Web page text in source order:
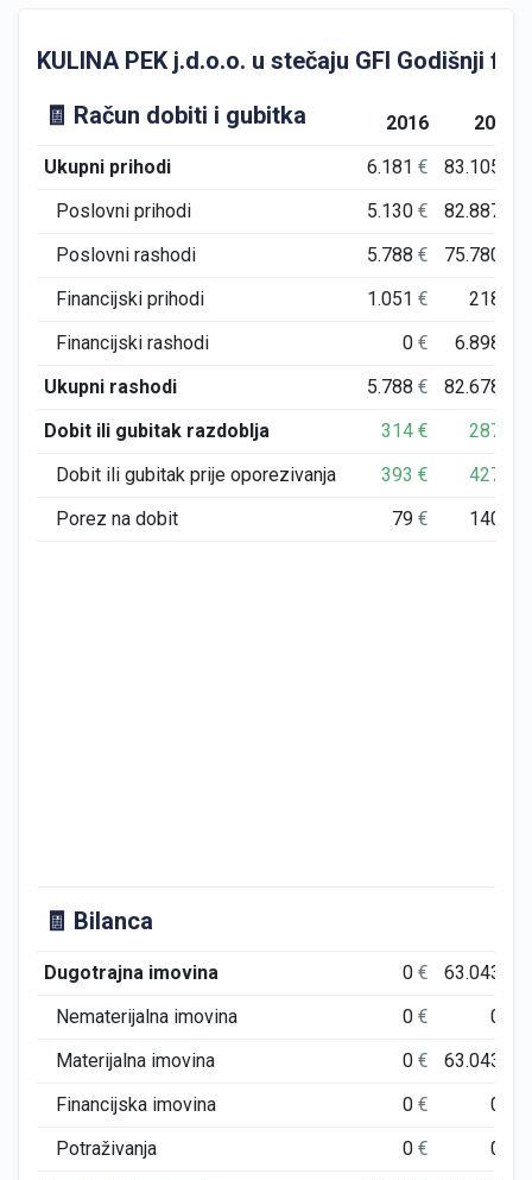
KULINA PEK j.d.o.o. u stečaju GFI Godišnji
🧾 Račun dobiti i gubitka
2016
2017
Ukupni prihodi
6.181€ 83.105
Poslovni prihodi
5.130€ 82.887
Poslovni rashodi
5.788€ 75.780
Financijski prihodi
1.051€ 218
Financijski rashodi
0€ 6.898
Ukupni rashodi
5.788€ 82.678
Dobit ili gubitak razdoblja
314€ 287
Dobit ili gubitak prije oporezivanja
393€ 427
Porez na dobit
79€ 140
🧾 Bilanca
Dugotrajna imovina 0€ 63.043
Nematerijalna imovina
0€ 0
Materijalna imovina
0€ 63.043
Financijska imovina
0€ 0
Potraživanja
0€ 0